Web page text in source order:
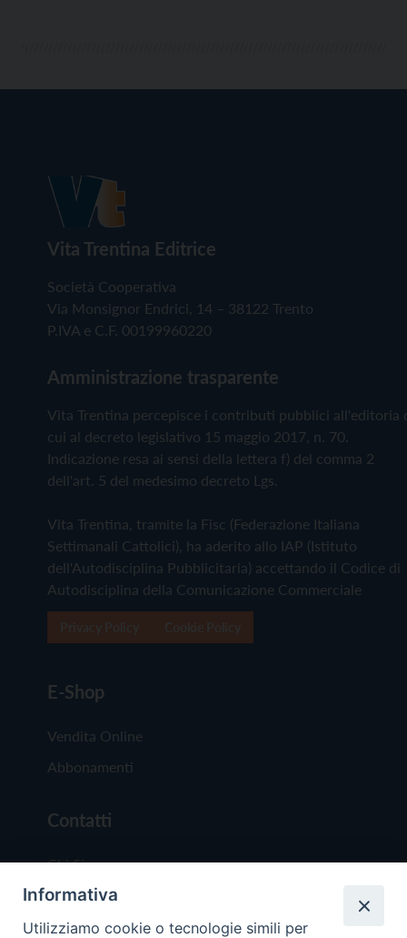
Vita Trentina Editrice
Società Cooperativa
Via Monsignor Endrici, 14 – 38122 Trento
P.IVA e C.F. 00199960220
Amministrazione trasparente
Vita Trentina percepisce i contributi pubblici all'editoria
cui al decreto legislativo 15 maggio 2017, n. 70.
Indicazione resa ai sensi della lettera f) del comma 2
dell'art. 5 del medesimo decreto Lgs.
Vita Trentina, tramite la Fisc (Federazione Italiana
Settimanali Cattolici), ha aderito allo IAP (Istituto
dell'Autodisciplina Pubblicitaria) accettando il Codice di
Autodisciplina della Comunicazione Commerciale
E-Shop
Vendita Online
Abbonamenti
Contatti
Chi Siamo
Redazione
Scrivici
Informativa
Utilizziamo cookie o tecnologie simili per